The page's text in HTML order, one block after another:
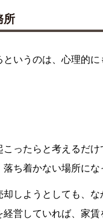
所
いうのは、心理的に
ったらと考えるだ
ち着かない場所にな
しようとしても、な
営していれば、家賃